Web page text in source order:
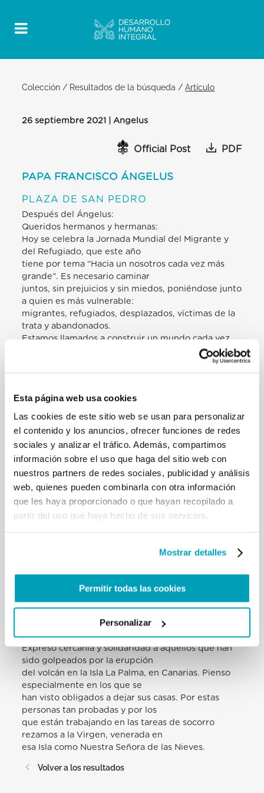
Esta página web usa cookies
Las cookies de este sitio web se usan para personalizar
el contenido y los anuncios, ofrecer funciones de redes
sociales y analizar el tráfico. Además, compartimos
información sobre el uso que haga del sitio web con
nuestros partners de redes sociales, publicidad y análisis
web, quienes pueden combinarla con otra información
que les haya proporcionado o que hayan recopilado a
partir del uso que haya hecho de sus servicios.
Mostrar detalles
Permitir todas las cookies
Personalizar
Colección / Resultados de la búsqueda /Artículo
26 septiembre 2021 | Angelus
Official Post PDF
PAPA FRANCISCO ÁNGELUS
PLAZA DE SAN PEDRO
Después del Ángelus:
Queridos hermanos y hermanas:
Hoy se celebra la Jornada Mundial del Migrante y
del Refugiado, que este año
tiene por tema “Hacia un nosotros cada vez más
grande”. Es necesario caminar
juntos, sin prejuicios y sin miedos, poniéndose junto
a quien es más vulnerable:
migrantes, refugiados, desplazados, víctimas de la
trata y abandonados.
Estamos llamados a construir un mundo cada vez
Jornada; saludo a los fieles reunidos en Loreto por
la iniciativa de la Conferencia
refugiados. Saludo y doy las
gracias a las diferentes comunidades étnicas
presentes aquí en la plaza con sus
banderas; saludo a los representantes del proyecto
“APRI” de la Caritas Italiana;
como también a la Oficina Migrantes de la Diócesis
de Roma y el Centro Astalli.
inmigrantes, y a deteneos sobre la
mirada de esas personas y a acoger en esa mirada
cada inmigrante de empezar de nuevo a vivir. Id
allí, ved ese monumento. No
cerremos las puertas a su esperanza.
Expreso cercanía y solidaridad a aquellos que han
sido golpeados por la erupción
del volcán en la Isla La Palma, en Canarias. Pienso
especialmente en los que se
han visto obligados a dejar sus casas. Por estas
personas tan probadas y por los
que están trabajando en las tareas de socorro
rezamos a la Virgen, venerada en
esa Isla como Nuestra Señora de las Nieves.
Volver a los resultados